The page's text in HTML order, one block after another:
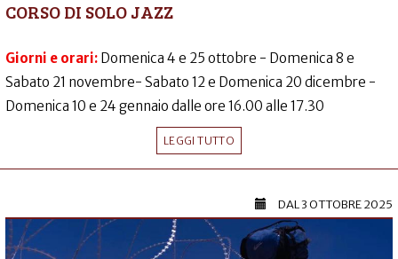
CORSO DI SOLO JAZZ
Giorni e orari: Domenica 4 e 25 ottobre - Domenica 8 e
Sabato 21 novembre- Sabato 12 e Domenica 20 dicembre -
Domenica 10 e 24 gennaio dalle ore 16.00 alle 17.30
LEGGI TUTTO
DAL3 OTTOBRE 2025